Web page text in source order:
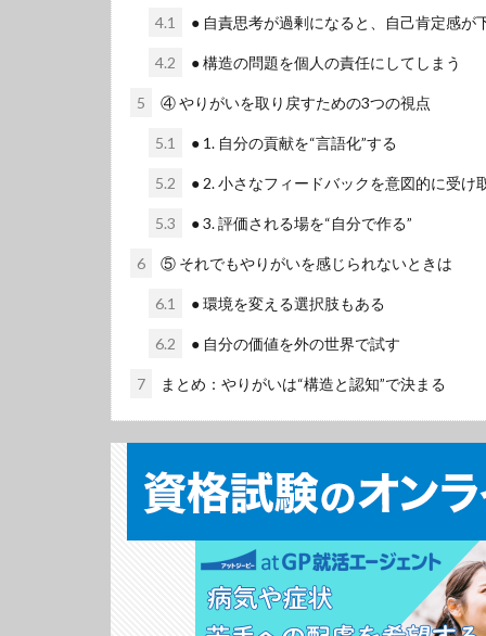
4.1 ● 自責思考が過剰になると、自己肯定感が
4.2 ● 構造の問題を個人の責任にしてしまう
5 ④ やりがいを取り戻すための3つの視点
5.1 ● 1. 自分の貢献を“言語化”する
5.2 ● 2. 小さなフィードバックを意図的に受け
5.3 ● 3. 評価される場を“自分で作る”
6 ⑤ それでもやりがいを感じられないときは
6.1 ● 環境を変える選択肢もある
6.2 ● 自分の価値を外の世界で試す
7 まとめ：やりがいは“構造と認知”で決まる